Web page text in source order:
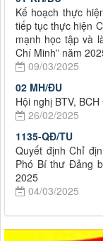
Kế hoạch thực
tiếp tục thực hiện
mạnh học tập và
Chí Minh” năm
09/03/2025
02 MH/ĐU
Hội nghị BTV,
26/02/2025
1135-QĐ/TU
Quyết định Chỉ
Phó Bí thư Đảng
2025
04/03/2025